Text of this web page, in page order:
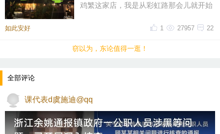
鸡繁这家店，我是从彩虹路那会儿就开始
声再多，我也愿意去，那时候感
如此安好 22
27957
1
窃以为，东论值得一逛！
全部评论
课代表d虞施迪@qq